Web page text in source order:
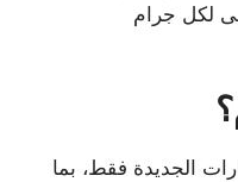
لكل جرام
الجديدة فقط، بما